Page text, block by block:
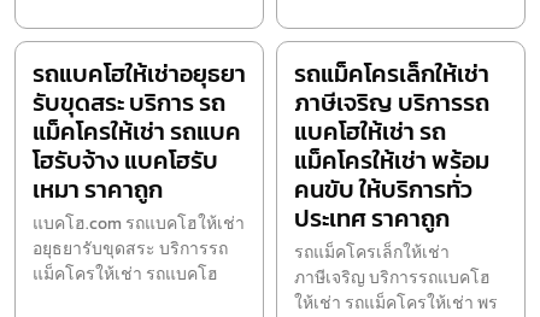
รถแบคโฮให้เช่าอยุธยา
รับขุดสระ บริการ รถ
แม็คโครให้เช่า รถแบค
โฮรับจ้าง แบคโฮรับ
เหมา ราคาถูก
แบคโฮ.com รถแบคโฮให้เช่า
อยุธยารับขุดสระ บริการรถ
แม็คโครให้เช่า รถแบคโฮ
รถแม็คโครเล็กให้เช่า
ภาษีเจริญ บริการรถ
แบคโฮให้เช่า รถ
แม็คโครให้เช่า พร้อม
คนขับ ให้บริการทั่ว
ประเทศ ราคาถูก
รถแม็คโครเล็กให้เช่า
ภาษีเจริญ บริการรถแบคโฮ
ให้เช่า รถแม็คโครให้เช่า พร